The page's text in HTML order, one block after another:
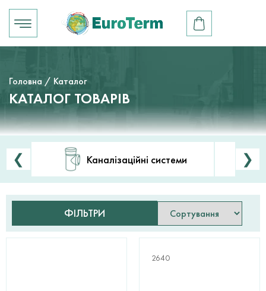
Головна / Каталог
КАТАЛОГ ТОВАРІВ
❮ Каналізаційні системи ❯
ФІЛЬТРИ
2640